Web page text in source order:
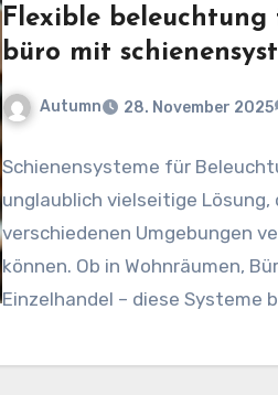
Flexible beleuchtung
büro mit
Autumn 28. November 2025
Schienensysteme für
unglaublich vielseitige Lösung,
verschiedenen Umgebungen
können. Ob in Wohnräumen,
Einzelhandel – diese Systeme